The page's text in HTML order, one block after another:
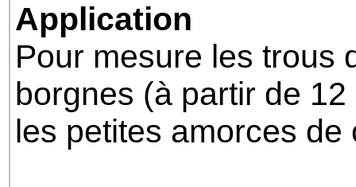
Application
Pour mesure les trous
borgnes (à partir de
les petites amorces de